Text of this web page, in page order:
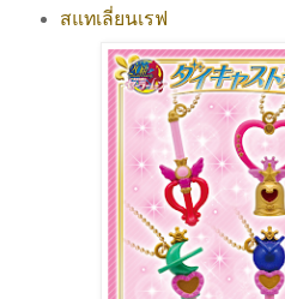
สแทเลี่ยนเรฟ